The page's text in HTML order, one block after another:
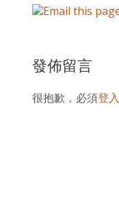
發佈留言
很抱歉，必須登入